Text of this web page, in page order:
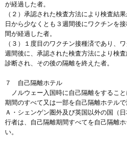
が経過した者。
（２）承認された検査方法により検査結
日から少なくとも３週間後にワクチンを
間が経過した者。
（３）１度目のワクチン接種済であり、
週間後に、承認された検査方法により検
診断され、その後の隔離を終えた者。
７ 自己隔離ホテル
ノルウェー入国時に自己隔離をするこ
期間のすべて又は一部を自己隔離ホテル
Ａ・シェンゲン圏外及び英国以外の国（
行者は、自己隔離期間すべてを自己隔離
い。